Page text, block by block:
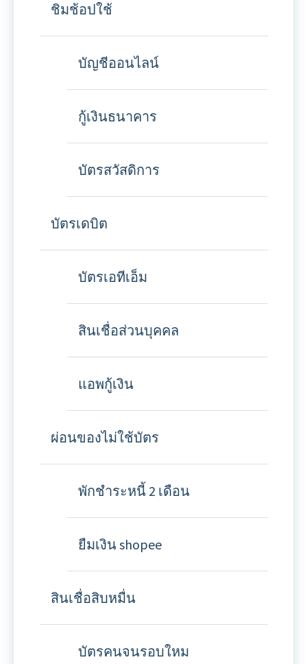
ชิมช้อปใช้
บัญชีออนไลน์
กู้เงินธนาคาร
บัตรสวัสดิการ
บัตรเดบิต
บัตรเอทีเอ็ม
สินเชื่อส่วนบุคคล
แอพกู้เงิน
ผ่อนของไม่ใช้บัตร
พักชำระหนี้ 2 เดือน
ยืมเงิน shopee
สินเชื่อสิบหมื่น
บัตรคนจนรอบใหม